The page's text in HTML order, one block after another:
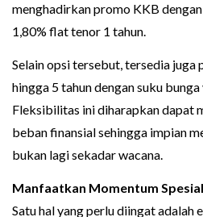
menghadirkan promo KKB
1,80% flat tenor 1 tahun.
Selain opsi tersebut, tersedia juga
hingga 5 tahun dengan suku
Fleksibilitas ini diharapkan dapat
beban finansial sehingga impian
bukan lagi sekadar wacana.
Manfaatkan Momentum
Satu hal yang perlu diingat adalah